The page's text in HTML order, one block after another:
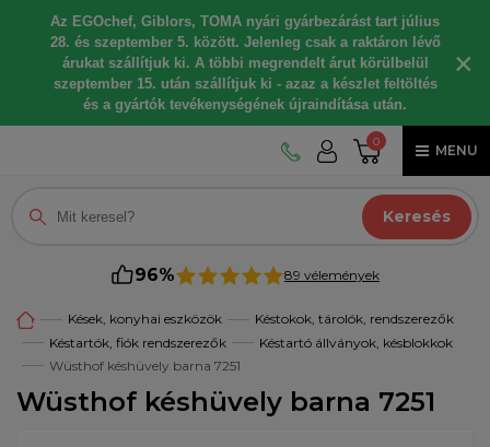
Az EGOchef, Giblors, TOMA nyári gyárbezárást tart július
28. és szeptember 5. között. Jelenleg csak a raktáron lévő
árukat szállítjuk ki. A többi megrendelt árut körülbelül
szeptember 15. után szállítjuk ki - azaz a készlet feltöltés
és a gyártók tevékenységének újraindítása után.
×
0
MENU
Keresés
96% 89 vélemények
Kések, konyhai eszközök
Késtokok, tárolók, rendszerezők
Késtartók, fiók rendszerezők
Késtartó állványok, késblokkok
Wüsthof késhüvely barna 7251
Wüsthof késhüvely barna 7251